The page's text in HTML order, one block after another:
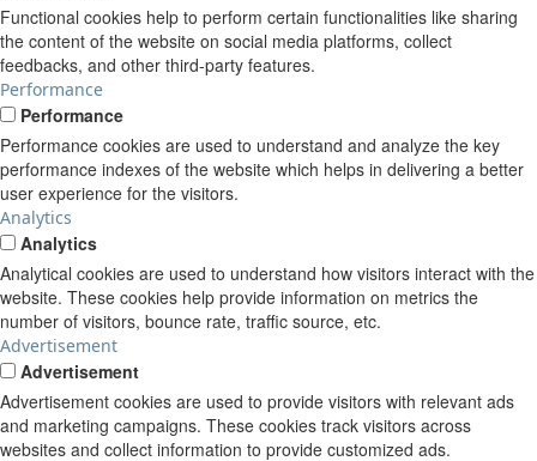
Functional cookies help to perform certain functionalities like sharing
the content of the website on social media platforms, collect
feedbacks, and other third-party features.
Performance
Performance
Performance cookies are used to understand and analyze the key
performance indexes of the website which helps in delivering a better
user experience for the visitors.
Analytics
Analytics
Analytical cookies are used to understand how visitors interact with the
website. These cookies help provide information on metrics the
number of visitors, bounce rate, traffic source, etc.
Advertisement
Advertisement
Advertisement cookies are used to provide visitors with relevant ads
and marketing campaigns. These cookies track visitors across
websites and collect information to provide customized ads.